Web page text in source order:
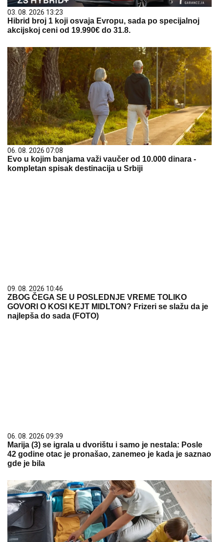
03. 08. 2026 13:23
Hibrid broj 1 koji osvaja Evropu, sada po specijalnoj
akcijskoj ceni od 19.990€ do 31.8.
06. 08. 2026 07:08
Evo u kojim banjama važi vaučer od 10.000 dinara -
kompletan spisak destinacija u Srbiji
09. 08. 2026 10:46
ZBOG ČEGA SE U POSLEDNJE VREME TOLIKO
GOVORI O KOSI KEJT MIDLTON? Frizeri se slažu da je
najlepša do sada (FOTO)
06. 08. 2026 09:39
Marija (3) se igrala u dvorištu i samo je nestala: Posle
42 godine otac je pronašao, zanemeo je kada je saznao
gde je bila